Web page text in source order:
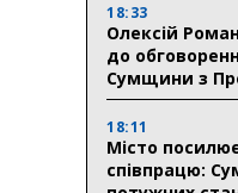
18:33
Олексій
до
Сумщини з
18:11
Місто
співпрацю: